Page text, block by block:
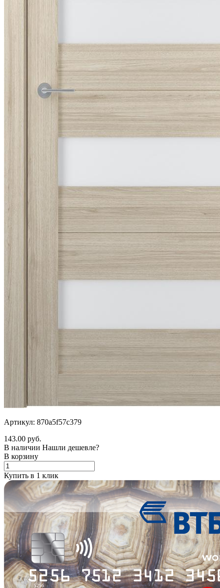
Артикул: 870a5f57c379
143.00 руб.
В наличии Нашли дешевле?
В корзину
Купить в 1 клик